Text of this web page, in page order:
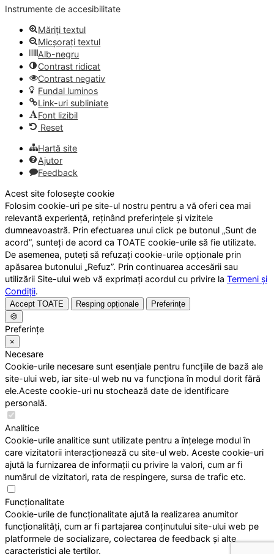
Instrumente de accesibilitate
Măriți textul
Micșorați textul
Alb-negru
Contrast ridicat
Contrast negativ
Fundal luminos
Link-uri subliniate
Font lizibil
Reset
Hartă site
Ajutor
Feedback
Acest site folosește cookie
Folosim cookie-uri pe site-ul nostru pentru a vă oferi cea mai
relevantă experiență, reținând preferințele și vizitele
dumneavoastră. Prin efectuarea unui click pe butonul „Sunt de
acord”, sunteți de acord ca TOATE cookie-urile să fie utilizate.
De asemenea, puteți să refuzați cookie-urile opționale prin
apăsarea butonului „Refuz”. Prin continuarea accesării sau
utilizării Site-ului web vă exprimați acordul cu privire la Termeni și
Condiții.
Accept TOATE Resping opționale
Preferințe
🍪
Preferințe
×
Necesare
Cookie-urile necesare sunt esențiale pentru funcțiile de bază ale
site-ului web, iar site-ul web nu va funcționa în modul dorit fără
ele.Aceste cookie-uri nu stochează date de identificare
personală.
Analitice
Cookie-urile analitice sunt utilizate pentru a înțelege modul în
care vizitatorii interacționează cu site-ul web. Aceste cookie-uri
ajută la furnizarea de informații cu privire la valori, cum ar fi
numărul de vizitatori, rata de respingere, sursa de trafic etc.
Funcționalitate
Cookie-urile de funcționalitate ajută la realizarea anumitor
funcționalități, cum ar fi partajarea conținutului site-ului web pe
platformele de socializare, colectarea de feedback și alte
caracteristici ale terților.